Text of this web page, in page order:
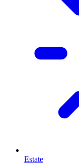
Estate